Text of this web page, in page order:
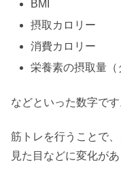
BMI
摂取カロリー
消費カロリー
栄養素の摂取量（
などといった数字です
筋トレを行うことで
見た目などに変化が